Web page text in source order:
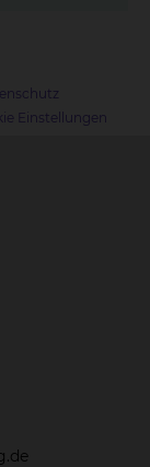
Einstellungen